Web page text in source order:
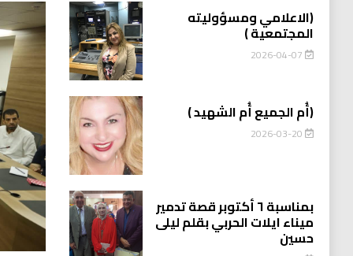
(الاعلامي ومسؤوليته
المجتمعية )
2026-04-07
(أُم الجميع أُم الشهيد )
2026-03-20
بمناسبة ٦ أكتوبر قصة تدمير
ميناء ايلات الحربي بقلم ليلى
حسين